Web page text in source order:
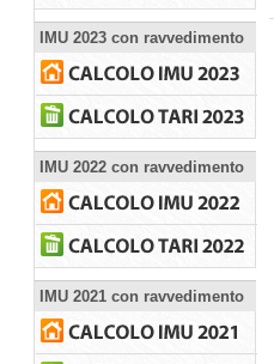
IMU 2023 con ravvedimento
IMU 2022 con ravvedimento
IMU 2021 con ravvedimento